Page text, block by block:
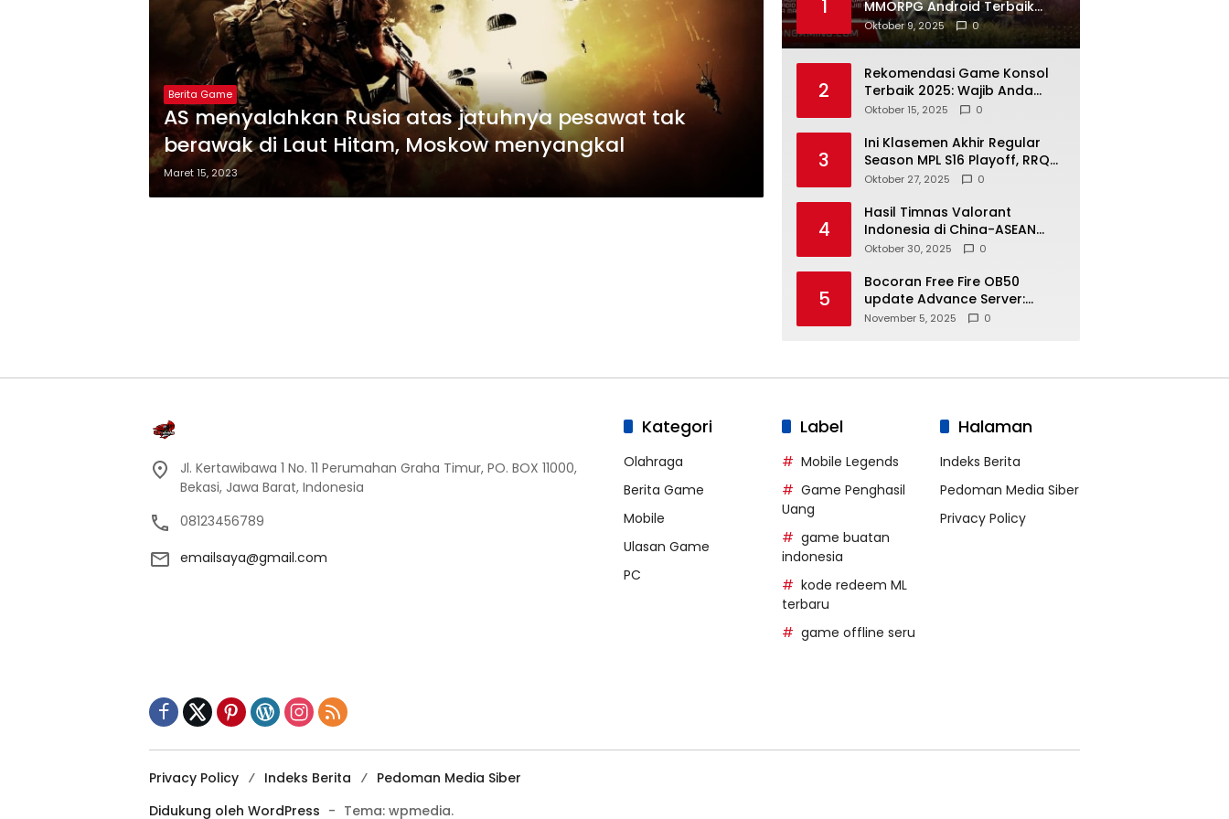
Berita Game
AS menyalahkan Rusia atas jatuhnya pesawat tak
berawak di Laut Hitam, Moskow menyangkal
Maret 15, 2023
1
MMORPG Android Terbaik
2025 Wajib Kamu Coba
Mainkan
Oktober 9, 2025 0
2
Rekomendasi Game Konsol
Terbaik 2025: Wajib Anda
Coba Sekarang!
Oktober 15, 2025 0
3
Ini Klasemen Akhir Regular
Season MPL S16 Playoff, RRQ
Tak Lolos
Oktober 27, 2025 0
4
Hasil Timnas Valorant
Indonesia di China-ASEAN
Esports Competition (CAEC)
Oktober 30, 2025 0
5
Bocoran Free Fire OB50
update Advance Server:
Semua Fitur Baru
November 5, 2025 0
Jl. Kertawibawa 1 No. 11 Perumahan Graha Timur, PO. BOX 11000,
Bekasi, Jawa Barat, Indonesia
08123456789
emailsaya@gmail.com
Kategori
Olahraga
Berita Game
Mobile
Ulasan Game
PC
Label
Mobile Legends
Game Penghasil
Uang
game buatan
indonesia
kode redeem ML
terbaru
game offline seru
Halaman
Indeks Berita
Pedoman Media Siber
Privacy Policy
Privacy Policy Indeks Berita
Pedoman Media Siber
Didukung oleh WordPress - Tema: wpmedia.